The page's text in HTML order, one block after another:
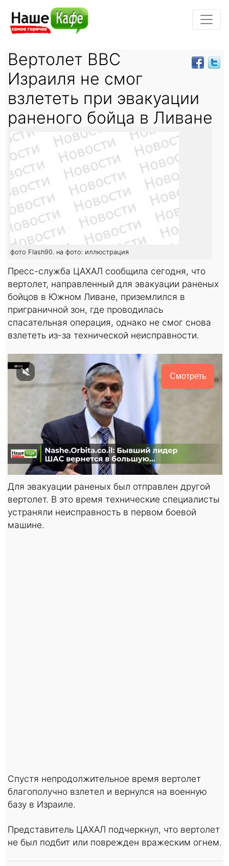
Вертолет ВВС
Израиля не смог
взлететь при эвакуации
раненого бойца в Ливане
фото Flash90. на фото: иллюстрация
Пресс-служба ЦАХАЛ сообщила сегодня, что
вертолет, направленный для эвакуации раненых
бойцов в Южном Ливане, приземлился в
приграничной зон, где проводилась
спасательная операция, однако не смог снова
взлететь из-за технической неисправности.
Смотреть
Для эвакуации раненых был отправлен другой
вертолет. В это время технические специалисты
устраняли неисправность в первом боевой
машине.
Спустя непродолжительное время вертолет
благополучно взлетел и вернулся на военную
базу в Израиле.
Представитель ЦАХАЛ подчеркнул, что вертолет
не был подбит или поврежден вражеским огнем.